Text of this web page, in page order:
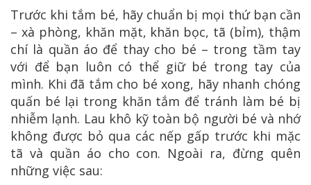
Trước khi tắm bé, hãy chuẩn bị mọi thứ bạn cần
– xà phòng, khăn mặt, khăn bọc, tã (bỉm), thậm
chí là quần áo để thay cho bé – trong tầm tay
với để bạn luôn có thể giữ bé trong tay của
mình. Khi đã tắm cho bé xong, hãy nhanh chóng
quấn bé lại trong khăn tắm để tránh làm bé bị
nhiễm lạnh. Lau khô kỹ toàn bộ người bé và nhớ
không được bỏ qua các nếp gấp trước khi mặc
tã và quần áo cho con. Ngoài ra, đừng quên
những việc sau: